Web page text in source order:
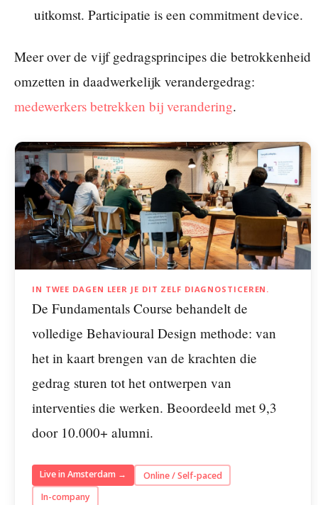
uitkomst. Participatie is een commitment device.
Meer over de vijf gedragsprincipes die betrokkenheid
omzetten in daadwerkelijk verandergedrag:
medewerkers betrekken bij verandering.
IN TWEE DAGEN LEER JE DIT ZELF DIAGNOSTICEREN.
De Fundamentals Course behandelt de
volledige Behavioural Design methode: van
het in kaart brengen van de krachten die
gedrag sturen tot het ontwerpen van
interventies die werken. Beoordeeld met 9,3
door 10.000+ alumni.
Live in Amsterdam →
Online / Self-paced
In-company